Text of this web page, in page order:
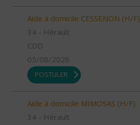
Aide à domicile CESSENON (H/F)
34 - Hérault
CDD
05/08/2026
POSTULER
Aide à domicile MIMOSAS (H/F)
34 - Hérault